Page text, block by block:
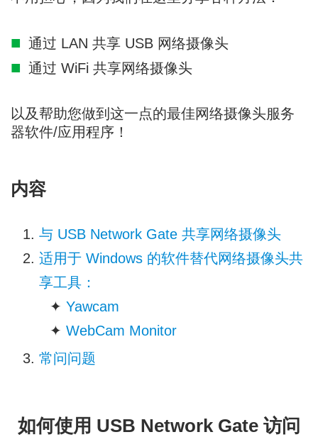
通过 LAN 共享 USB 网络摄像头
通过 WiFi 共享网络摄像头
以及帮助您做到这一点的最佳网络摄像头服务
器软件/应用程序！
内容
与 USB Network Gate 共享网络摄像头
适用于 Windows 的软件替代网络摄像头共
享工具：
✦ Yawcam
✦ WebCam Monitor
常问问题
如何使用 USB Network Gate 访问